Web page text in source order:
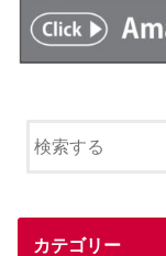
カテゴリー